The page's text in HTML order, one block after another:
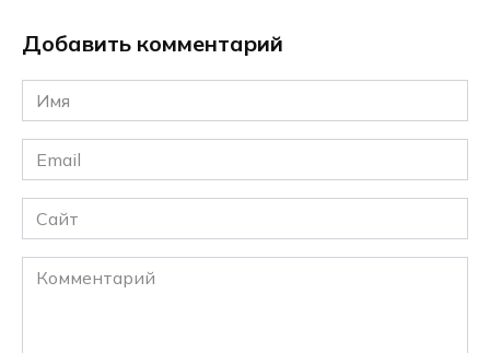
Добавить комментарий
Имя
*
Email
*
Сайт
Комментарий